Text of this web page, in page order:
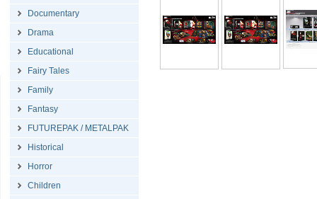
Documentary
Drama
Educational
Fairy Tales
Family
Fantasy
FUTUREPAK / METALPAK
Historical
Horror
Children